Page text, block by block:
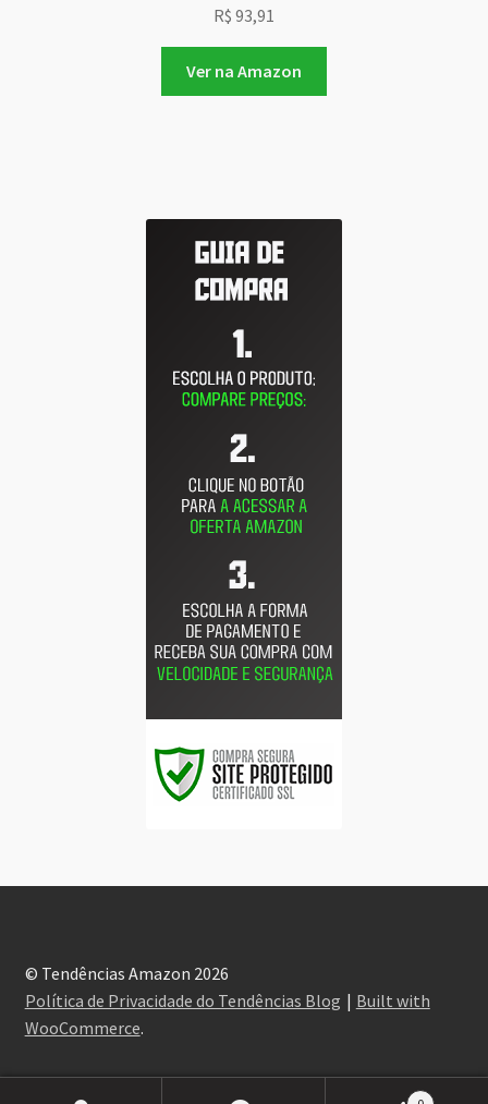
R$ 93,91
Ver na Amazon
© Tendências Amazon 2026
Política de Privacidade do Tendências Blog
Built with
WooCommerce.